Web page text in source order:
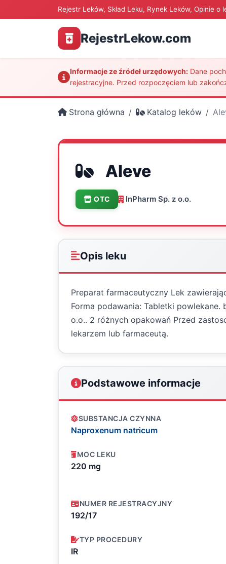
Rejestr Leków, Skład Leku, Rynek Leków, Opinie o
RejestrLekow.com
Informacje ze źródeł urzędowych: Dane
rejestracyjne. Przed rozpoczęciem lub
Strona główna Katalog leków
Aleve
OTC InPharm Sp. z o.o.
Opis leku
Preparat farmaceutyczny Lek
Forma podawania: Tabletki
o.o.. 2 różnych opakowań Przed
lekarzem lub farmaceutą.
Podstawowe informacje
SUBSTANCJA CZYNNA
Naproxenum natricum
MOC LEKU
220 mg
NUMER REJESTRACYJNY
192/17
TYP PROCEDURY
IR